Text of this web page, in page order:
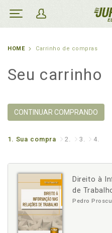
HOME Carrinho de compras
Seu carrinho
CONTINUAR COMPRANDO
1. Sua compra 2. 3. 4.
Direito à
de
Pedro